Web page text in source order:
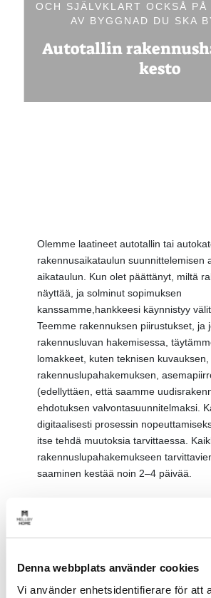
Denna webbplats använder cookies
Vi använder enhetsidentifierare för att
OCH SJÄLVKLART OCKSÅ
AV BYGGNAD DU SKA
Autotallin
kesto
Olemme laatineet autotallin tai
rakennusaikataulun suunnittelemisen
aikataulun. Kun olet päättänyt, miltä
näyttää, ja solminut sopimuksen
kanssamme, hankkeesi käynnistyy
Teemme rakennuksen piirustukset, ja
rakennusluvan hakemisessa,
lomakkeet, kuten teknisen kuvauksen,
rakennuslupahakemuksen,
(edellyttäen, että saamme
ehdotuksen valvontasuunnitelmaksi.
digitaalisesti prosessin
itse tehdä muutoksia tarvittaessa.
rakennuslupahakemukseen
saaminen kestää noin 2–4 päivää.
usein rakennuslupaprosessia.